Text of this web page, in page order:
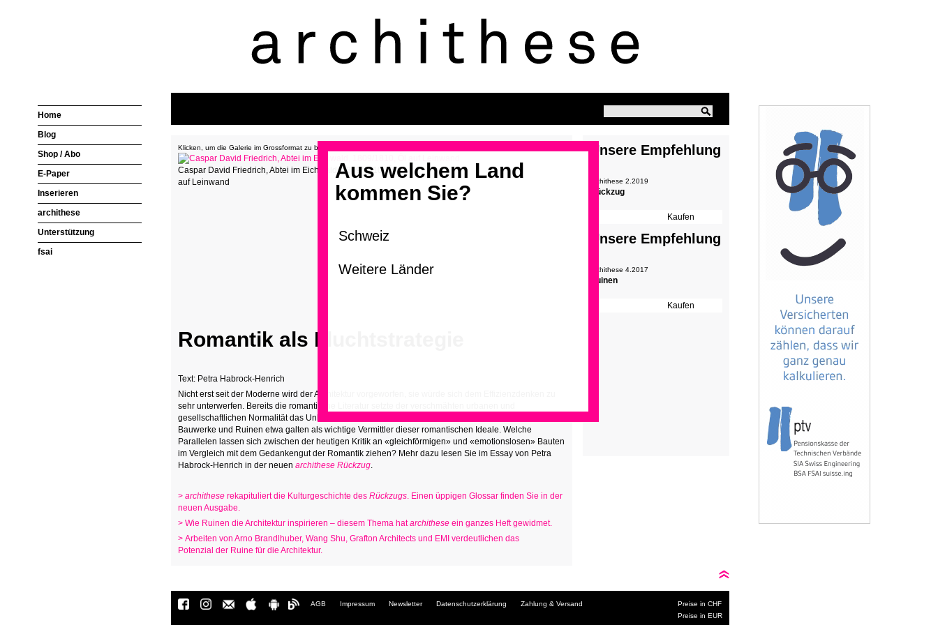
Aus welchem Land
kommen Sie?
Klicken, um die Galerie im Grossformat zu blättern
Caspar David Friedrich, Abtei im Eichwald, 1809/1810, Öl
auf Leinwand
Romantik als Fluchtstrategie
Text: Petra Habrock-Henrich
Nicht erst seit der Moderne wird der Architektur vorgeworfen, sie würde sich dem Effizienzdenken zu
sehr unterwerfen. Bereits die romantische Literatur setzte der verschmähten urbanen und
gesellschaftlichen Normalität das Unberechenbare, Fiktive und Zauberhafte entgegen. Gotische
Bauwerke und Ruinen etwa galten als wichtige Vermittler dieser romantischen Ideale. Welche
Parallelen lassen sich zwischen der heutigen Kritik an «gleichförmigen» und «emotionslosen» Bauten
im Vergleich mit dem Gedankengut der Romantik ziehen? Mehr dazu lesen Sie im Essay von Petra
Habrock-Henrich in der neuen archithese Rückzug.
> archithese rekapituliert die Kulturgeschichte des Rückzugs. Einen üppigen Glossar finden Sie in der
neuen Ausgabe.
> Wie Ruinen die Architektur inspirieren – diesem Thema hatarchithese ein ganzes Heft gewidmet.
> Arbeiten von Arno Brandlhuber, Wang Shu, Grafton Architects und EMI verdeutlichen das
Potenzial der Ruine für die Architektur.
Unsere Empfehlung
archithese 2.2019
Rückzug
Unsere Empfehlung
archithese 4.2017
Ruinen
Navigation
AGB Impressum Newsletter Datenschutzerklärung Zahlung & Versand
Preise in CHF
Preise in EUR
Home
Blog
Shop / Abo
E-Paper
Inserieren
archithese
Unterstützung
fsai